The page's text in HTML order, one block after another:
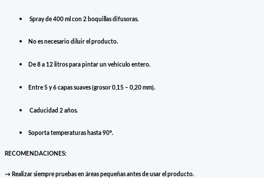
Spray de 400 ml con 2 boquillas difusoras.
No es necesario diluir el producto.
De 8 a 12 litros para pintar un vehículo entero.
Entre 5 y 6 capas suaves (grosor 0,15 – 0,20 mm).
Caducidad 2 años.
Soporta temperaturas hasta 90º.
RECOMENDACIONES:
→ Realizar siempre pruebas en áreas pequeñas antes de usar el producto.